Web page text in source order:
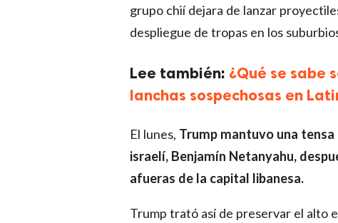
grupo chií dejara de lanzar
despliegue de tropas en los
Lee también: ¿Qué se sabe
lanchas sospechosas en
El lunes, Trump mantuvo una
israelí, Benjamín Netanyahu,
afueras de la capital libanesa.
Trump trató así de preservar el alto